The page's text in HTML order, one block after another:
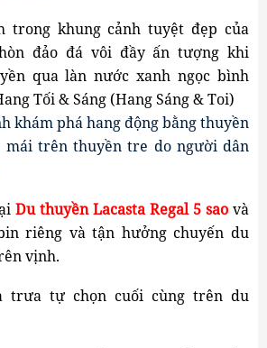
trong khung cảnh tuyệt đẹp của
đảo đá vôi đầy ấn tượng khi
qua làn nước xanh ngọc bình
Tối & Sáng (Hang Sáng & Toi)
khám phá hang động bằng thuyền
mái trên thuyền tre do người dân
Du thuyền Lacasta Regal 5 sao và
riêng và tận hưởng chuyến du
vịnh.
trưa tự chọn cuối cùng trên du